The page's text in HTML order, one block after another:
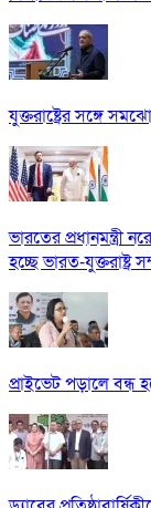
যুক্তরাষ্ট্রের সঙ্গে
ভারতের প্রধানমন্ত্রী
হচ্ছে ভারত-যুক্তরাষ্ট্র
প্রাইভেট পড়ালে বন্ধ